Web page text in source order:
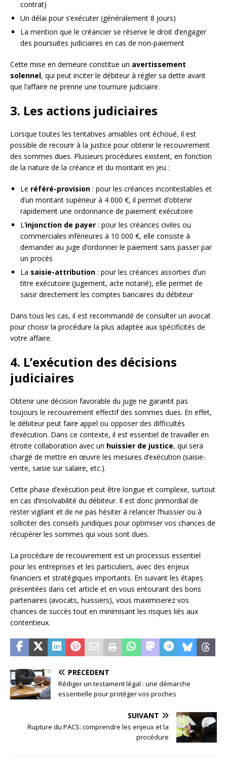
contrat)
Un délai pour s’exécuter (généralement 8 jours)
La mention que le créancier se réserve le droit d’engager
des poursuites judiciaires en cas de non-paiement
Cette mise en demeure constitue un avertissement
solennel, qui peut inciter le débiteur à régler sa dette avant
que l’affaire ne prenne une tournure judiciaire.
3. Les actions judiciaires
Lorsque toutes les tentatives amiables ont échoué, il est
possible de recourir à la justice pour obtenir le recouvrement
des sommes dues. Plusieurs procédures existent, en fonction
de la nature de la créance et du montant en jeu :
Le référé-provision : pour les créances incontestables et
d’un montant supérieur à 4 000 €, il permet d’obtenir
rapidement une ordonnance de paiement exécutoire
L’injonction de payer : pour les créances civiles ou
commerciales inférieures à 10 000 €, elle consiste à
demander au juge d’ordonner le paiement sans passer par
un procès
La saisie-attribution : pour les créances assorties d’un
titre exécutoire (jugement, acte notarié), elle permet de
saisir directement les comptes bancaires du débiteur
Dans tous les cas, il est recommandé de consulter un avocat
pour choisir la procédure la plus adaptée aux spécificités de
votre affaire.
4. L’exécution des décisions
judiciaires
Obtenir une décision favorable du juge ne garantit pas
toujours le recouvrement effectif des sommes dues. En effet,
le débiteur peut faire appel ou opposer des difficultés
d’exécution. Dans ce contexte, il est essentiel de travailler en
étroite collaboration avec un huissier de justice, qui sera
chargé de mettre en œuvre les mesures d’exécution (saisie-
vente, saisie sur salaire, etc.).
Cette phase d’exécution peut être longue et complexe, surtout
en cas d’insolvabilité du débiteur. Il est donc primordial de
rester vigilant et de ne pas hésiter à relancer l’huissier ou à
solliciter des conseils juridiques pour optimiser vos chances de
récupérer les sommes qui vous sont dues.
La procédure de recouvrement est un processus essentiel
pour les entreprises et les particuliers, avec des enjeux
financiers et stratégiques importants. En suivant les étapes
présentées dans cet article et en vous entourant des bons
partenaires (avocats, huissiers), vous maximiserez vos
chances de succès tout en minimisant les risques liés aux
contentieux.
PRÉCÉDENT
Rédiger un testament légal : une démarche
essentielle pour protéger vos proches
SUIVANT
Rupture du PACS: comprendre les enjeux et la
procédure